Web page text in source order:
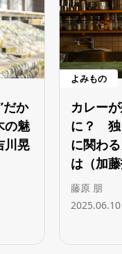
だか
の魅
川晃
よみもの
カレー
に？ 独
に関わ
は（加藤
藤原 朋
2025.06.10